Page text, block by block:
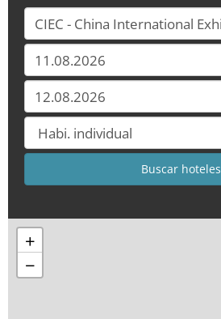
+
−